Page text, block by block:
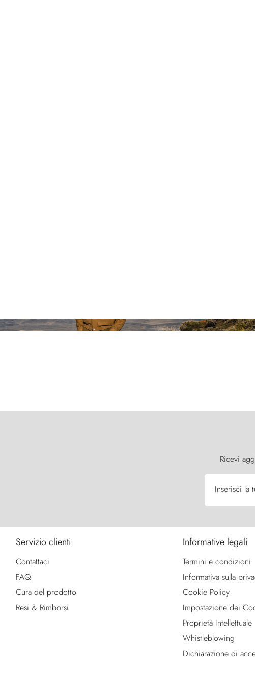
Ricevi
Inserisci la
Servizio clienti
Contattaci
FAQ
Cura del prodotto
Resi & Rimborsi
Informative legali
Termini e condizioni
Informativa sulla
Cookie Policy
Impostazione dei
Proprietà Intellettuale
Whistleblowing
Dichiarazione di